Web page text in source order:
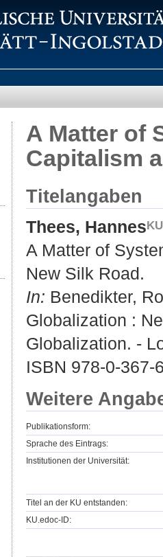
A Matter of
Capitalism
Titelangaben
Thees, Hannes
A Matter of
New Silk Road.
In: Benedikter,
Globalization :
Globalization. -
ISBN 978-0-367-
Weitere
Publikationsform:
Sprache des Eintrags:
Institutionen der Universität:
Titel an der KU entstanden:
KU.edoc-ID: